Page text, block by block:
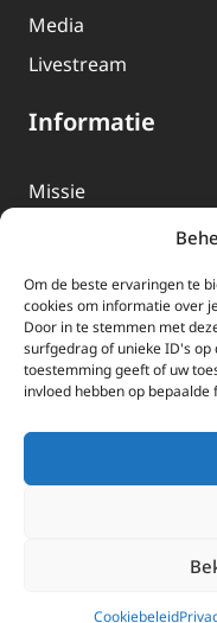
Om de beste ervaringen te
cookies om informatie over
Door in te stemmen met
surfgedrag of unieke ID's op
toestemming geeft of uw
invloed hebben op
Cookiebeleid
Media
Livestream
Informatie
Missie
EWTN-Team
Doneren
EWTN wordt
Wij ontvangen bewust
Landen |